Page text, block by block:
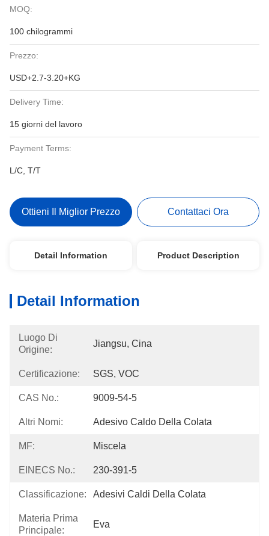
MOQ:
100 chilogrammi
Prezzo:
USD+2.7-3.20+KG
Delivery Time:
15 giorni del lavoro
Payment Terms:
L/C, T/T
Ottieni Il Miglior Prezzo Contattaci Ora
Detail Information Product Description
Detail Information
Luogo Di
Origine:
Jiangsu, Cina
Certificazione: SGS, VOC
CAS No.: 9009-54-5
Altri Nomi: Adesivo Caldo Della Colata
MF: Miscela
EINECS No.: 230-391-5
Classificazione: Adesivi Caldi Della Colata
Materia Prima
Principale:
Eva